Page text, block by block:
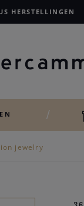
HERSTELLINGEN
jewelry